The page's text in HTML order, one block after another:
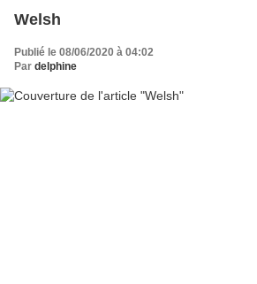
Welsh
Publié le 08/06/2020 à 04:02
Par delphine